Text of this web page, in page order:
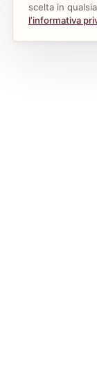
scelta in
l’informativa